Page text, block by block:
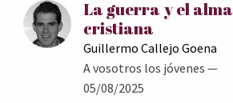
La guerra y el alma
cristiana
Guillermo Callejo Goena
A vosotros los jóvenes —
05/08/2025